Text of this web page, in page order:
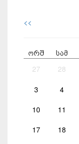
<<
ორშ სამ
27 28
3 4
10 11
17 18